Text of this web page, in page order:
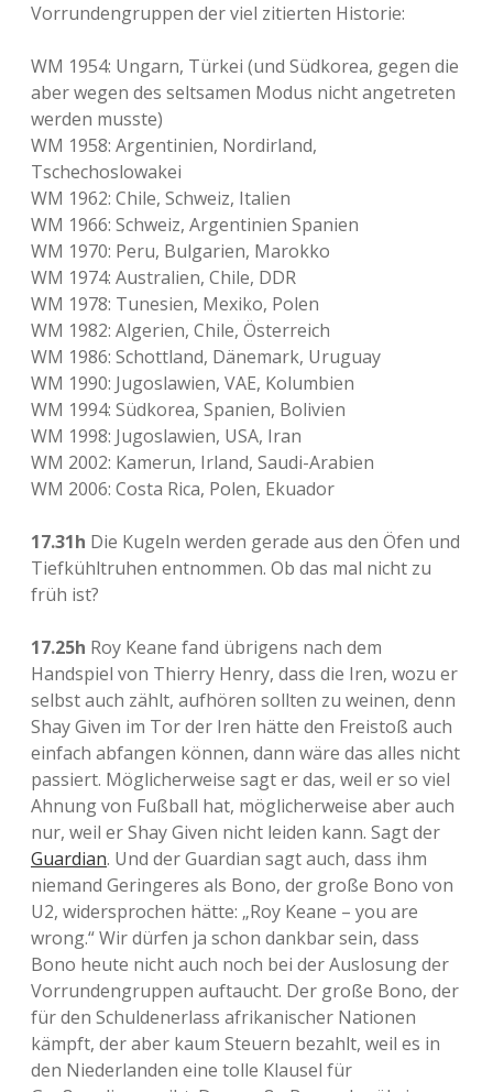
Vorrundengruppen der viel zitierten Historie:
WM 1954: Ungarn, Türkei (und Südkorea, gegen die
aber wegen des seltsamen Modus nicht angetreten
werden musste)
WM 1958: Argentinien, Nordirland,
Tschechoslowakei
WM 1962: Chile, Schweiz, Italien
WM 1966: Schweiz, Argentinien Spanien
WM 1970: Peru, Bulgarien, Marokko
WM 1974: Australien, Chile, DDR
WM 1978: Tunesien, Mexiko, Polen
WM 1982: Algerien, Chile, Österreich
WM 1986: Schottland, Dänemark, Uruguay
WM 1990: Jugoslawien, VAE, Kolumbien
WM 1994: Südkorea, Spanien, Bolivien
WM 1998: Jugoslawien, USA, Iran
WM 2002: Kamerun, Irland, Saudi-Arabien
WM 2006: Costa Rica, Polen, Ekuador
17.31h Die Kugeln werden gerade aus den Öfen und
Tiefkühltruhen entnommen. Ob das mal nicht zu
früh ist?
17.25h Roy Keane fand übrigens nach dem
Handspiel von Thierry Henry, dass die Iren, wozu er
selbst auch zählt, aufhören sollten zu weinen, denn
Shay Given im Tor der Iren hätte den Freistoß auch
einfach abfangen können, dann wäre das alles nicht
passiert. Möglicherweise sagt er das, weil er so viel
Ahnung von Fußball hat, möglicherweise aber auch
nur, weil er Shay Given nicht leiden kann. Sagt der
Guardian. Und der Guardian sagt auch, dass ihm
niemand Geringeres als Bono, der große Bono von
U2, widersprochen hätte: „Roy Keane – you are
wrong.“ Wir dürfen ja schon dankbar sein, dass
Bono heute nicht auch noch bei der Auslosung der
Vorrundengruppen auftaucht. Der große Bono, der
für den Schuldenerlass afrikanischer Nationen
kämpft, der aber kaum Steuern bezahlt, weil es in
den Niederlanden eine tolle Klausel für